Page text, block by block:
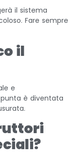
il sistema
Fare sempre
il
e
è diventata